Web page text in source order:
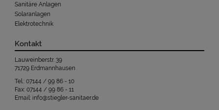
Sanitäre Anlagen
Solaranlagen
Elektrotechnik
Kontakt
Lauweinberstr. 39
71729 Erdmannhausen
Tel.: 07144 / 99 86 - 10
Fax: 07144 / 99 86 - 11
Email: info@stiegler-sanitaer.de